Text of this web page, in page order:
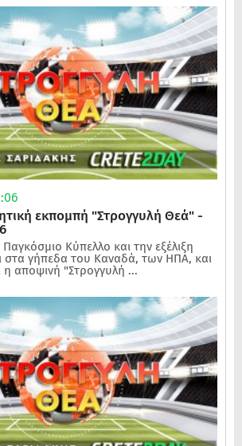
εκπομπή "Στρογγυλή Θεά" -
Κύπελλο και την εξέλιξη
στα γήπεδα του Καναδά, των ΗΠΑ, και
η αποψινή "Στρογγυλή ...